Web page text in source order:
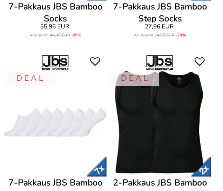
7-Pakkaus JBS Bamboo
Socks
35,96 EUR
Alunperin44,95 EUR-20%
7-Pakkaus JBS Bamboo
Step Socks
27,96 EUR
Alunperin34,95 EUR-20%
D E A L
7-Pakkaus JBS Bamboo
D E A L
2-Pakkaus JBS Bamboo